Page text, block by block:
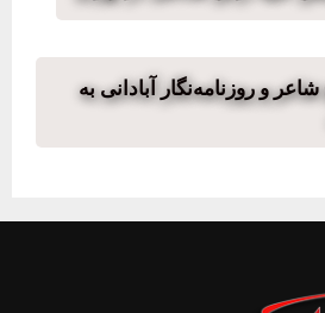
و روزنامه‌نگار آبادانی به